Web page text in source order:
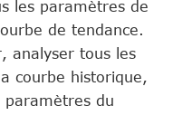
les paramètres de
de tendance.
analyser tous les
courbe historique,
paramètres du